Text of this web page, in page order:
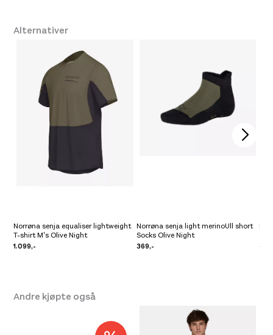
Farge
Se butikkinformasjon
L
Ikke på lager
Platou Madla
Ikke på lager
Se butikkinformasjon
Alternativer
Norrøna senja equaliser lightweight
T-shirt M's Olive Night
1.099,-
Norrøna senja light merinoUll short
Socks Olive Night
369,-
Andre kjøpte også